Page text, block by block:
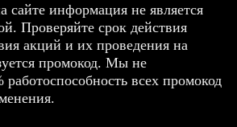
сайте информация не является
Проверяйте срок действия
акций и их проведения на
промокод. Мы не
работоспособность всех промокод